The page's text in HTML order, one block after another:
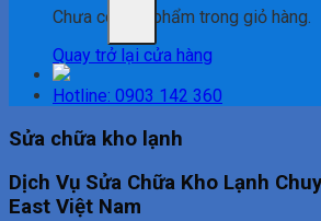
Chưa có sản phẩm trong giỏ hàng.
Quay trở lại cửa hàng
Hotline: 0903 142 360
Sửa chữa kho lạnh
Dịch Vụ Sửa Chữa Kho Lạnh
East Việt Nam